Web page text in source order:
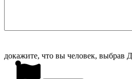
докажите, что вы человек, выбрав